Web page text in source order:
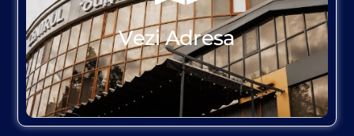
Vezi Adresa